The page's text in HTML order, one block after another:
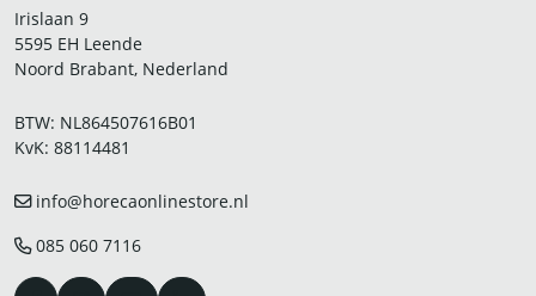
Irislaan 9
5595 EH Leende
Noord Brabant, Nederland
BTW: NL864507616B01
KvK: 88114481
info@horecaonlinestore.nl
085 060 7116